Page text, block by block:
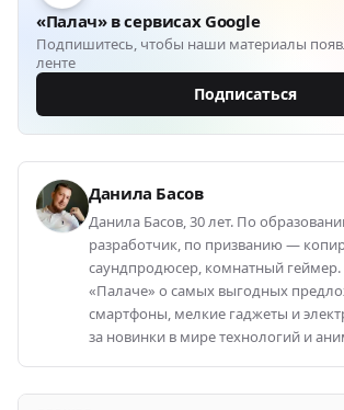
«Палач» в сервисах Google
Подпишитесь, чтобы наши материалы
ленте
Подписаться
Данила Басов
Данила Басов, 30 лет. По
разработчик, по призванию —
саундпродюсер, комнатный
«Палаче» о самых выгодных
смартфоны, мелкие гаджеты и
за новинки в мире технологий и